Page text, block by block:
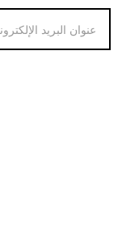
خدمة العملاء